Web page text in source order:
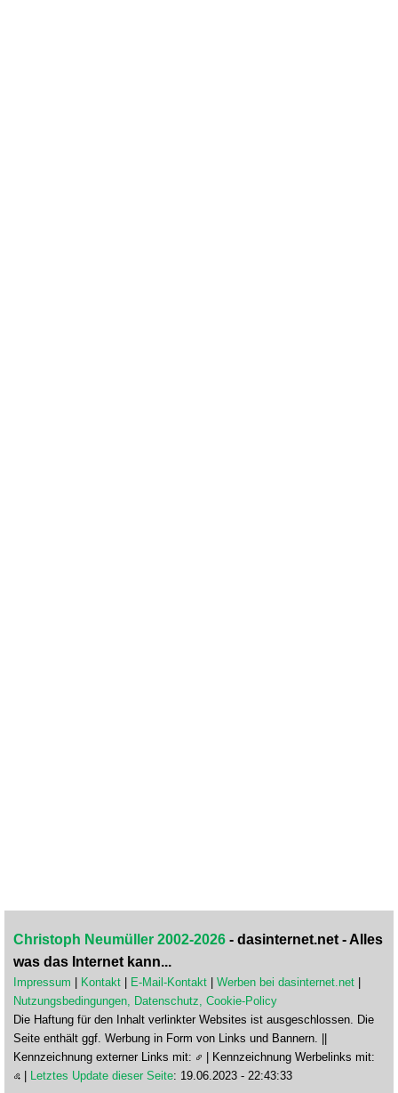
Christoph Neumüller 2002-2026 - dasinternet.net - Alles
was das Internet kann...
Impressum Kontakt E-Mail-Kontakt Werben bei dasinternet.net
Nutzungsbedingungen, Datenschutz, Cookie-Policy
Die Haftung für den Inhalt verlinkter Websites ist ausgeschlossen. Die
Seite enthält ggf. Werbung in Form von Links und Bannern. ||
Kennzeichnung externer Links mit:
| Kennzeichnung Werbelinks mit:
Letztes Update dieser Seite: 19.06.2023 - 22:43:33